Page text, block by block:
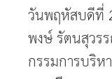
วันพฤหัสบดีที่
พงษ์ รัตนสุวร
กรรมการบริห